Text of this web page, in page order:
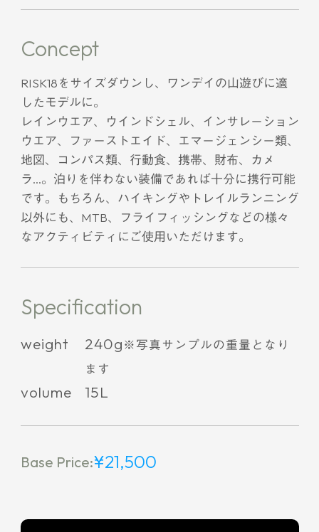
Concept
RISK18をサイズダウンし、ワンデイの山遊びに適
したモデルに。
レインウエア、ウインドシェル、インサレーション
ウエア、ファーストエイド、エマージェンシー類、
地図、コンパス類、行動食、携帯、財布、カメ
ラ…。泊りを伴わない装備であれば十分に携行可能
です。もちろん、ハイキングやトレイルランニング
以外にも、MTB、フライフィッシングなどの様々
なアクティビティにご使用いただけます。
Specification
weight 240g※写真サンプルの重量となり
ます
volume 15L
Base Price:¥21,500